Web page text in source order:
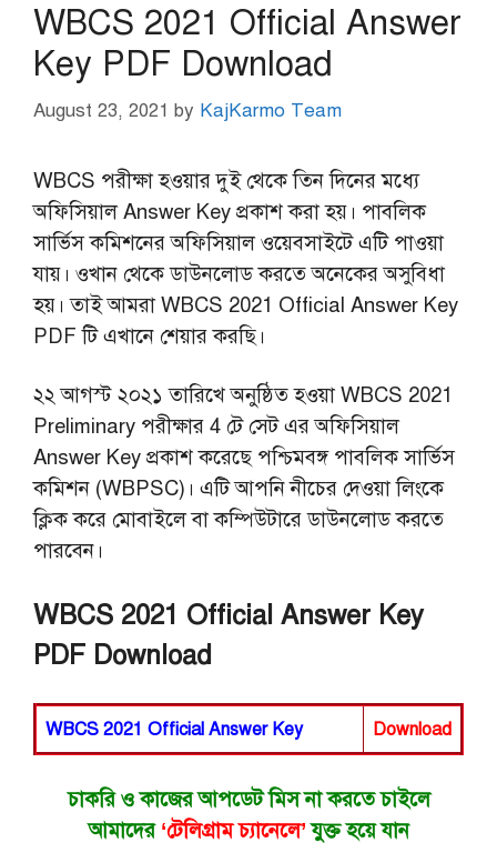
WBCS 2021 Official Answer
Key PDF Download
August 23, 2021 by KajKarmo Team
WBCS পরীক্ষা হওয়ার দুই থেকে তিন দিনের মধ্যে
অফিসিয়াল Answer Key প্রকাশ করা হয়। পাবলিক
সার্ভিস কমিশনের অফিসিয়াল ওয়েবসাইটে এটি পাওয়া
যায়। ওখান থেকে ডাউনলোড করতে অনেকের অসুবিধা
হয়। তাই আমরা WBCS 2021 Official Answer Key
PDF টি এখানে শেয়ার করছি।
২২ আগস্ট ২০২১ তারিখে অনুষ্ঠিত হওয়া WBCS 2021
Preliminary পরীক্ষার 4 টে সেট এর অফিসিয়াল
Answer Key প্রকাশ করেছে পশ্চিমবঙ্গ পাবলিক সার্ভিস
কমিশন (WBPSC)। এটি আপনি নীচের দেওয়া লিংকে
ক্লিক করে মোবাইলে বা কম্পিউটারে ডাউনলোড করতে
পারবেন।
WBCS 2021 Official Answer Key
PDF Download
WBCS 2021 Official Answer Key Download
চাকরি ও কাজের আপডেট মিস না করতে চাইলে
আমাদের ‘টেলিগ্রাম চ্যানেলে’ যুক্ত হয়ে যান